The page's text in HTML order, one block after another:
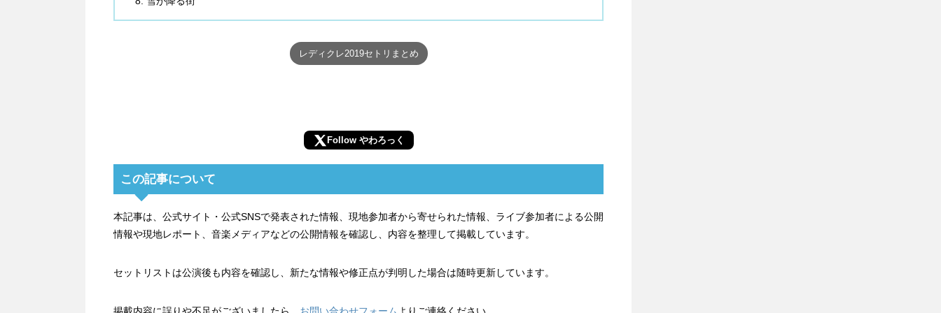
レディクレ2019セトリまとめ
Follow やわろっく
この記事について
本記事は、公式サイト・公式SNSで発表された情報、現地参加者から寄せられた情報、ライブ参加者による公開
情報や現地レポート、音楽メディアなどの公開情報を確認し、内容を整理して掲載しています。
セットリストは公演後も内容を確認し、新たな情報や修正点が判明した場合は随時更新しています。
掲載内容に誤りや不足がございましたら、 お問い合わせフォーム よりご連絡ください。